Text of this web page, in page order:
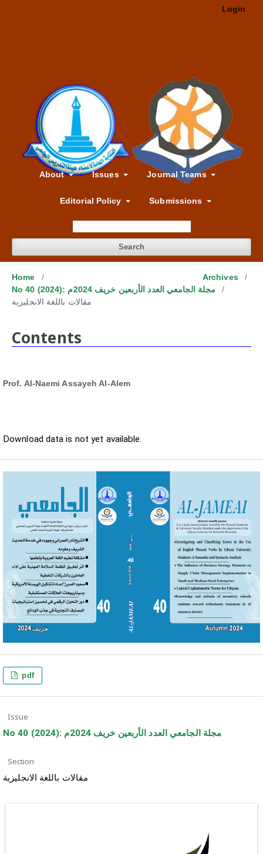
About Issues Journal Teams
Editorial Policy Submissions
Search
Login
Home / Archives
/
No 40 (2024): مجلة الجامعي العدد الأربعين خريف 2024م
/
مقالات باللغة الانجليزية
Contents
Prof. Al-Naemi Assayeh Al-Alem
Download data is not yet available.
pdf
Issue
No 40 (2024): مجلة الجامعي العدد الأربعين خريف 2024م
Section
مقالات باللغة الانجليزية